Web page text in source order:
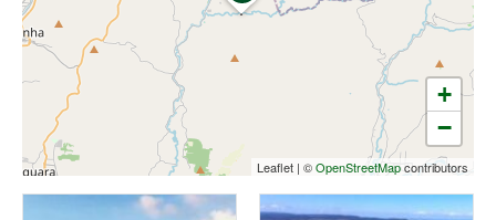
+
−
Leaflet | ©OpenStreetMapcontributors